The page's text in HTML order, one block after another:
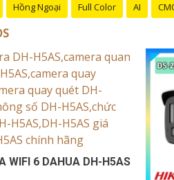
Hồng Ngoại Full Color AI
WIFI 6 DAHUA DH-H5AS